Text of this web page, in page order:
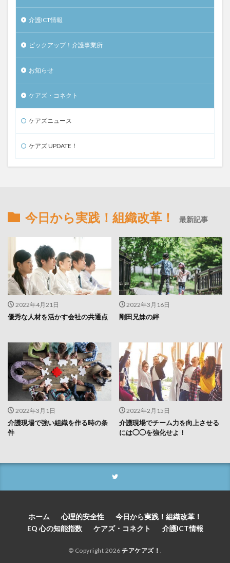
介護ICT情報
ピックアップ！介護事業所
お知らせ
ケアズ・コネクト
ケアズニュース
ケアズ UPDATE！
今日から実践！組織改革！ 最新記事
2022年4月21日
優秀な人材を活かす会社の共通点
2022年3月16日
剛田兄妹の絆
2022年3月1日
介護現場で強い組織を作る時の条
件
2022年2月15日
介護現場でチーム力を向上させる
には◯◯を強化せよ！
ホーム 心理的安全性
今日から実践！組織改革！
EQ 心の知能指数
ケアズ・コネクト 介護ICT情報
© Copyright 2026 チアケアズ！